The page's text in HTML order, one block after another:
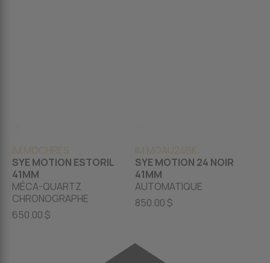
IM MOCHRES
SYE MOTION ESTORIL
41MM
MÉCA-QUARTZ
CHRONOGRAPHE
650.00 $
IM MOAU24BK
SYE MOTION 24 NOIR
41MM
AUTOMATIQUE
850.00 $